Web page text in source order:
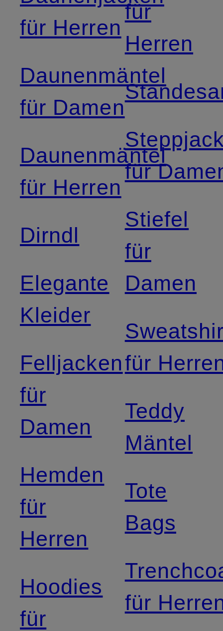
für Herren
Daunenmäntel
für Damen
Daunenmäntel
für Herren
Dirndl
Elegante
Kleider
Felljacken
für
Damen
Hemden
für
Herren
Hoodies
für
für
Herren
für
Stiefel
für
Damen
für
Teddy
Mäntel
Tote
Bags
für